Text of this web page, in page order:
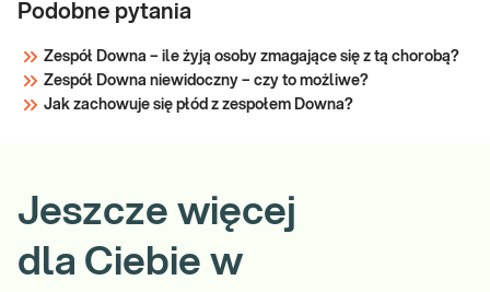
Podobne pytania
Zespół Downa – ile żyją osoby zmagające się z tą chorobą?
Zespół Downa niewidoczny – czy to możliwe?
Jak zachowuje się płód z zespołem Downa?
Jeszcze więcej
dla Ciebie w